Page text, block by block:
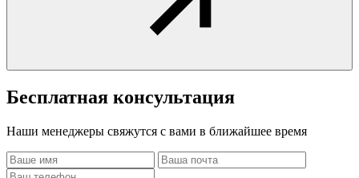
Бесплатная консультация
Наши менеджеры свяжутся с вами в ближайшее время